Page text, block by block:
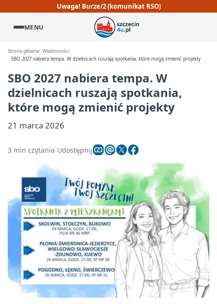
Uwaga! Burze/2 (komunikat RSO)
MENU
Strona główna Wiadomości
SBO 2027 nabiera tempa. W dzielnicach ruszają spotkania, które mogą zmienić projekty
SBO 2027 nabiera tempa. W
dzielnicach ruszają spotkania,
które mogą zmienić projekty
21 marca 2026
3 min czytania Udostępnij